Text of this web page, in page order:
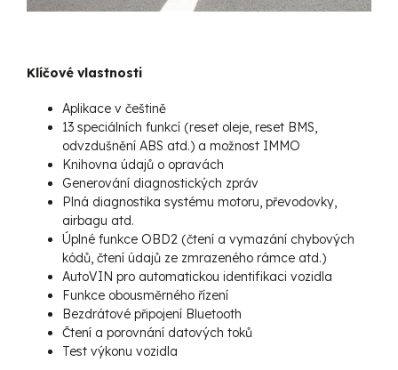
Klíčové vlastnosti
Aplikace v češtině
13 speciálních funkcí (reset oleje, reset BMS,
odvzdušnění ABS atd.) a možnost IMMO
Knihovna údajů o opravách
Generování diagnostických zpráv
Plná diagnostika systému motoru, převodovky,
airbagu atd.
Úplné funkce OBD2 (čtení a vymazání chybových
kódů, čtení údajů ze zmrazeného rámce atd.)
AutoVIN pro automatickou identifikaci vozidla
Funkce obousměrného řízení
Bezdrátové připojení Bluetooth
Čtení a porovnání datových toků
Test výkonu vozidla